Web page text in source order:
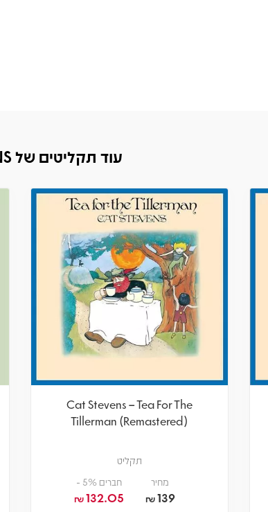
עוד תקליטים של CAT STEVENS
Cat Stevens – Tea For The
Tillerman (Remastered)
תקליט
מחיר
139
₪
חברים 5% -
132.05
₪